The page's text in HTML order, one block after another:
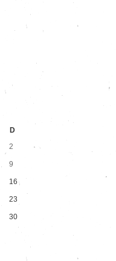
D
2
9
16
23
30